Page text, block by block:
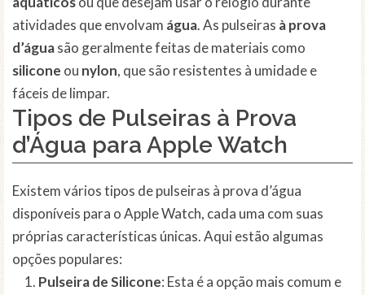
atividades que envolvam água. As pulseiras à prova
d’águasão geralmente feitas de materiais como
silicone ou nylon, que são resistentes à umidade e
fáceis de limpar.
Tipos de Pulseiras à Prova
d’Água para Apple Watch
Existem vários tipos de pulseiras à prova d’água
disponíveis para o Apple Watch, cada uma com suas
próprias características únicas. Aqui estão algumas
opções populares:
Pulseira de Silicone: Esta é a opção mais comum e